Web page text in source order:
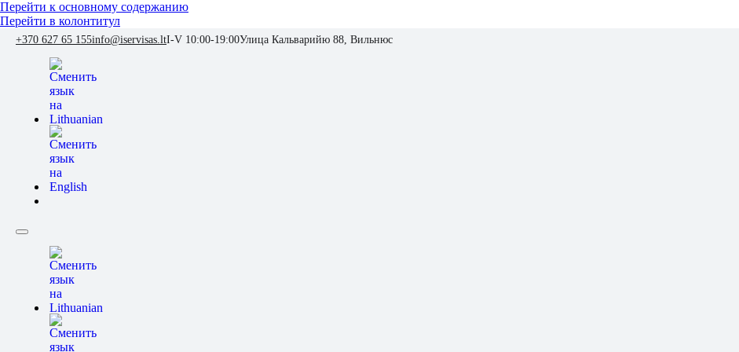
Перейти к основному содержанию
Перейти в колонтитул
+370 627 65 155info@iservisas.ltI-V 10:00-19:00Улица Кальварийю 88, Вильнюс